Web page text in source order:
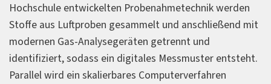
Hochschule entwickelten Probenahmetechnik werden
Stoffe aus Luftproben gesammelt und anschließend mit
modernen Gas‑Analysegeräten getrennt und
identifiziert, sodass ein digitales Messmuster entsteht.
Parallel wird ein skalierbares Computerverfahren